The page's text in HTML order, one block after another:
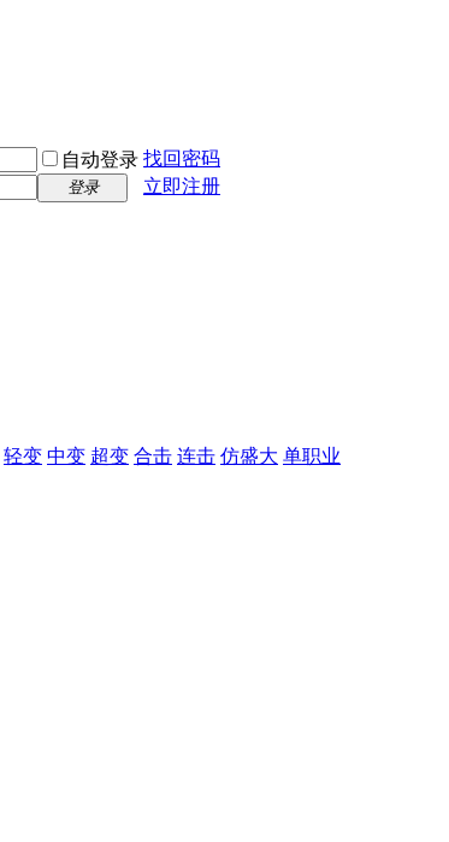
自动登录 找回密码
登录
立即注册
轻变 中变 超变 合击 连击 仿盛大 单职业